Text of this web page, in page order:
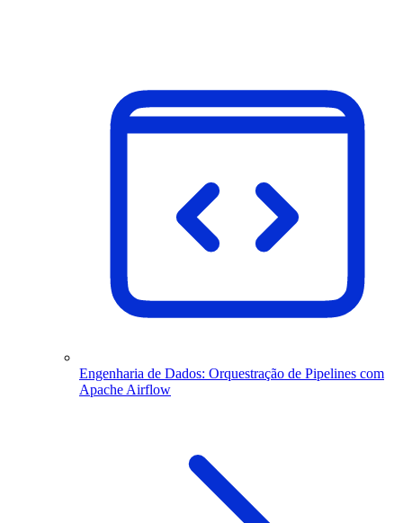
Engenharia de Dados: Orquestração de Pipelines com
Apache Airflow